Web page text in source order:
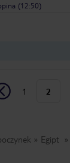
(12:50)
1 2
Egipt